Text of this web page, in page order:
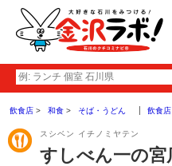
飲食店 和食 そば・うどん 飲食店
スシベン イチノミヤテン
すしべん一の宮